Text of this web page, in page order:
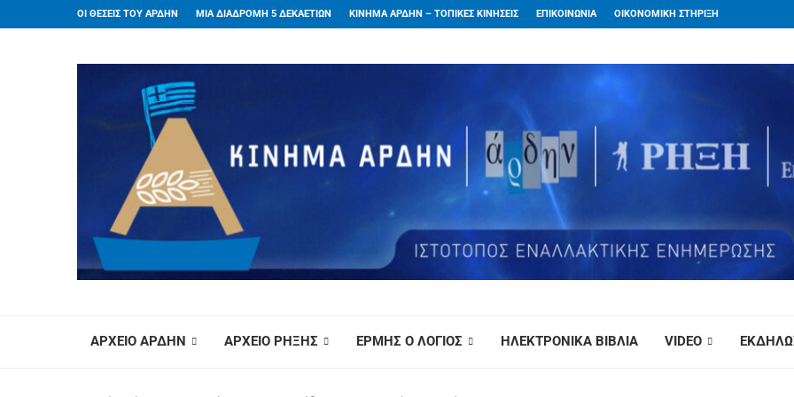
ΟΙ ΘΕΣΕΙΣ ΤΟΥ ΑΡΔΗΝ ΜΙΑ ΔΙΑΔΡΟΜΗ 5 ΔΕΚΑΕΤΙΩΝ ΚΙΝΗΜΑ ΑΡΔΗΝ – ΤΟΠΙΚΕΣ ΚΙΝΗΣΕΙΣ ΕΠΙΚΟΙΝΩΝΙΑ ΟΙΚΟΝΟΜΙΚΗ ΣΤΗΡΙΞΗ
ΑΡΧΕΙΟ ΑΡΔΗΝ ΑΡΧΕΙΟ ΡΗΞΗΣ ΕΡΜΗΣ Ο ΛΟΓΙΟΣ ΗΛΕΚΤΡΟΝΙΚΑ ΒΙΒΛΙΑ VIDEO